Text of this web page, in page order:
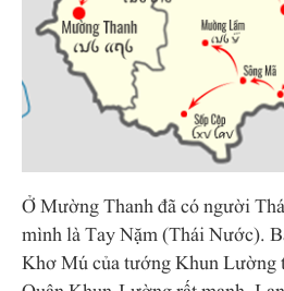
Ở Mường Thanh đã có người
mình là Tay Nặm (Thái Nước).
Khơ Mú của tướng Khun Lường